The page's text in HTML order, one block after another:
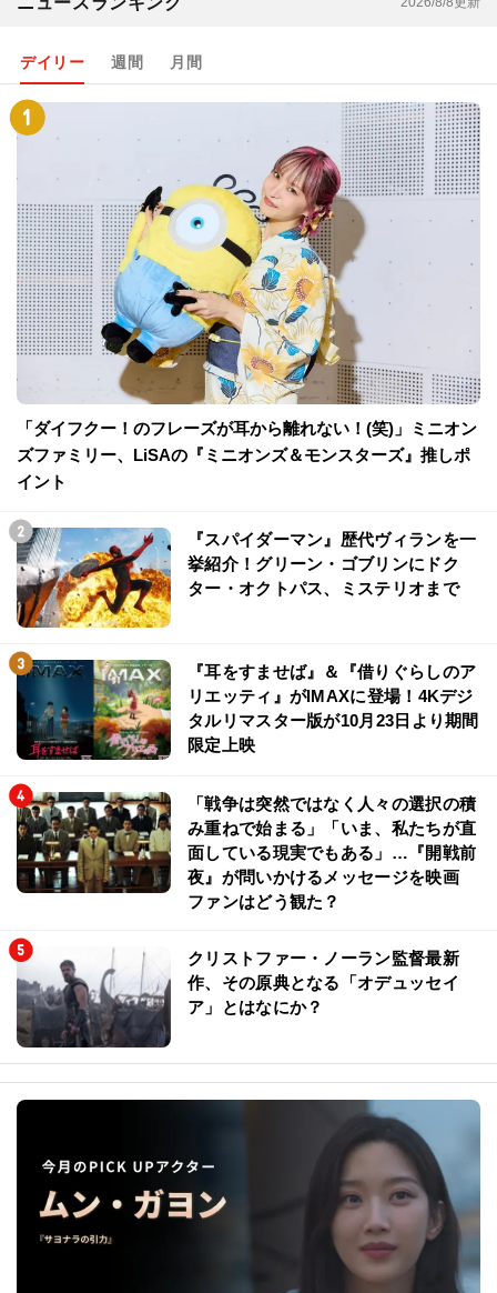
デイリー 週間 月間
「ダイフクー！のフレーズが耳から離れない！(笑)」ミニオン
ズファミリー、LiSAの『ミニオンズ＆モンスターズ』推しポ
イント
『スパイダーマン』歴代ヴィランを一
挙紹介！グリーン・ゴブリンにドク
ター・オクトパス、ミステリオまで
『耳をすませば』＆『借りぐらしのア
リエッティ』がIMAXに登場！4Kデジ
タルリマスター版が10月23日より期間
限定上映
「戦争は突然ではなく人々の選択の積
み重ねで始まる」「いま、私たちが直
面している現実でもある」…『開戦前
夜』が問いかけるメッセージを映画
ファンはどう観た？
クリストファー・ノーラン監督最新
作、その原典となる「オデュッセイ
ア」とはなにか？